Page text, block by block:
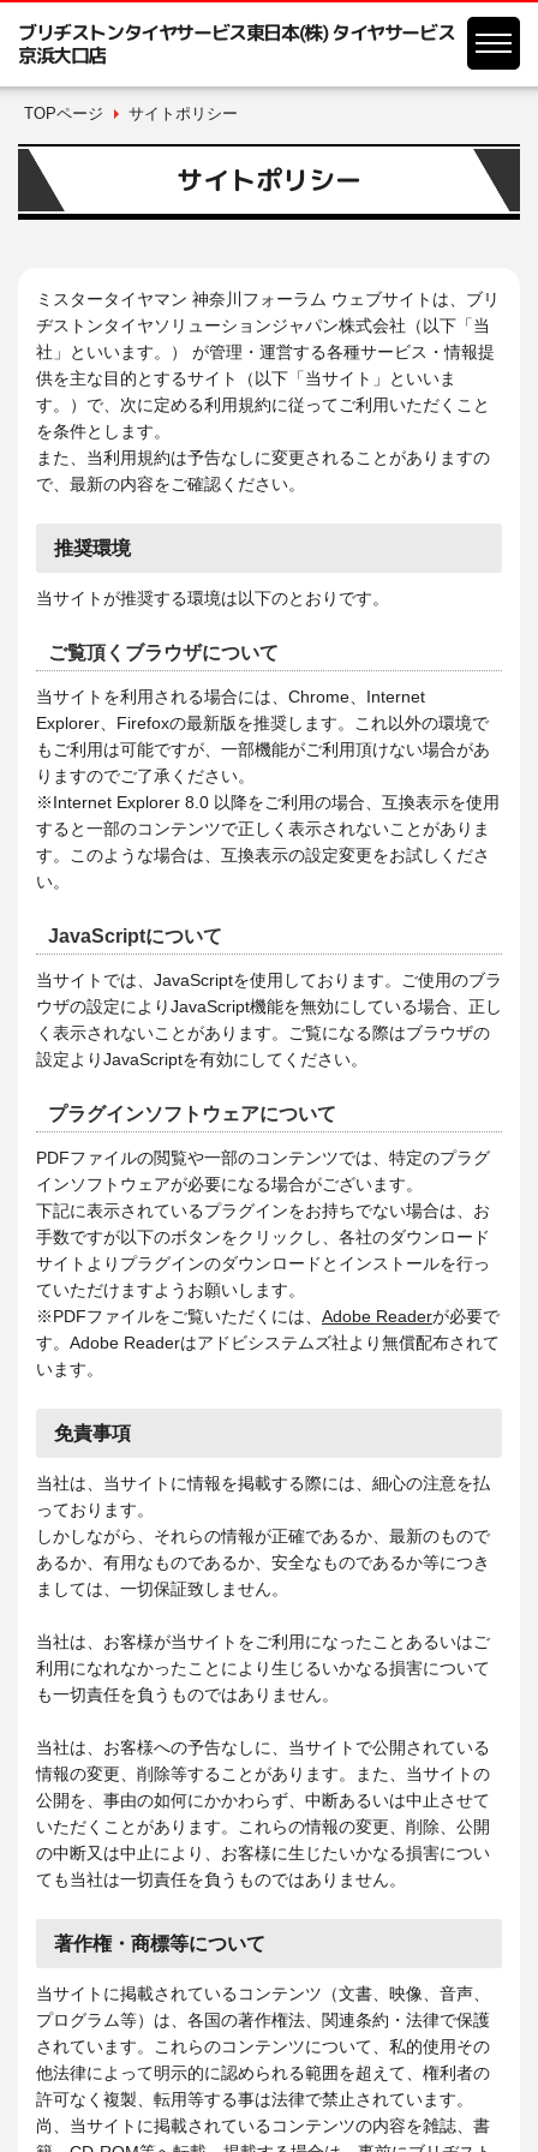
ブリヂストンタイヤサービス東日本(株) タイヤサービス
京浜大口店
TOPページ サイトポリシー
サイトポリシー
ミスタータイヤマン 神奈川フォーラム ウェブサイトは、ブリ
ヂストンタイヤソリューションジャパン株式会社（以下「当
社」といいます。） が管理・運営する各種サービス・情報提
供を主な目的とするサイト（以下「当サイト」といいま
す。）で、次に定める利用規約に従ってご利用いただくこと
を条件とします。
また、当利用規約は予告なしに変更されることがありますの
で、最新の内容をご確認ください。
推奨環境
当サイトが推奨する環境は以下のとおりです。
ご覧頂くブラウザについて
当サイトを利用される場合には、Chrome、Internet
Explorer、Firefoxの最新版を推奨します。これ以外の環境で
もご利用は可能ですが、一部機能がご利用頂けない場合があ
りますのでご了承ください。
※Internet Explorer 8.0 以降をご利用の場合、互換表示を使用
すると一部のコンテンツで正しく表示されないことがありま
す。このような場合は、互換表示の設定変更をお試しくださ
い。
JavaScriptについて
当サイトでは、JavaScriptを使用しております。ご使用のブラ
ウザの設定によりJavaScript機能を無効にしている場合、正し
く表示されないことがあります。ご覧になる際はブラウザの
設定よりJavaScriptを有効にしてください。
プラグインソフトウェアについて
PDFファイルの閲覧や一部のコンテンツでは、特定のプラグ
インソフトウェアが必要になる場合がございます。
下記に表示されているプラグインをお持ちでない場合は、お
手数ですが以下のボタンをクリックし、各社のダウンロード
サイトよりプラグインのダウンロードとインストールを行っ
ていただけますようお願いします。
※PDFファイルをご覧いただくには、 Adobe Readerが必要で
す。Adobe Readerはアドビシステムズ社より無償配布されて
います。
免責事項
当社は、当サイトに情報を掲載する際には、細心の注意を払
っております。
しかしながら、それらの情報が正確であるか、最新のもので
あるか、有用なものであるか、安全なものであるか等につき
ましては、一切保証致しません。
当社は、お客様が当サイトをご利用になったことあるいはご
利用になれなかったことにより生じるいかなる損害について
も一切責任を負うものではありません。
当社は、お客様への予告なしに、当サイトで公開されている
情報の変更、削除等することがあります。また、当サイトの
公開を、事由の如何にかかわらず、中断あるいは中止させて
いただくことがあります。これらの情報の変更、削除、公開
の中断又は中止により、お客様に生じたいかなる損害につい
ても当社は一切責任を負うものではありません。
著作権・商標等について
当サイトに掲載されているコンテンツ（文書、映像、音声、
プログラム等）は、各国の著作権法、関連条約・法律で保護
されています。これらのコンテンツについて、私的使用その
他法律によって明示的に認められる範囲を超えて、権利者の
許可なく複製、転用等する事は法律で禁止されています。
尚、当サイトに掲載されているコンテンツの内容を雑誌、書